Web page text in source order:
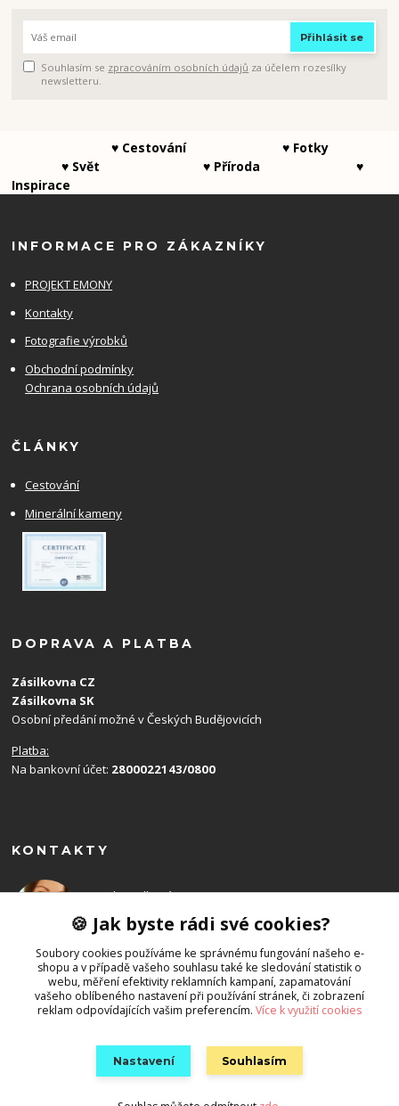
Přihlásit se
Souhlasím se zpracováním osobních údajů za účelem rozesílky
newsletteru.
♥ Cestování ♥ Fotky
♥ Svět ♥ Příroda ♥
Inspirace
INFORMACE PRO ZÁKAZNÍKY
PROJEKT EMONY
Kontakty
Fotografie výrobků
Obchodní podmínky
Ochrana osobních údajů
ČLÁNKY
Cestování
Minerální kameny
DOPRAVA A PLATBA
Zásilkovna CZ
Zásilkovna SK
Osobní předání možné v Českých Budějovicích
Platba:
Na bankovní účet: 2800022143/0800
KONTAKTY
Monika Balková
+420 602 715 192
(Po-Ne, 8-19 hod.)
info@emony.cz
🍪 Jak byste rádi své cookies?
Soubory cookies používáme ke správnému fungování našeho e-
shopu a v případě vašeho souhlasu také ke sledování statistik o
webu, měření efektivity reklamních kampaní, zapamatování
vašeho oblíbeného nastavení při používání stránek, či zobrazení
reklam odpovídajících vašim preferencím. Více k využití cookies
Nastavení Souhlasím